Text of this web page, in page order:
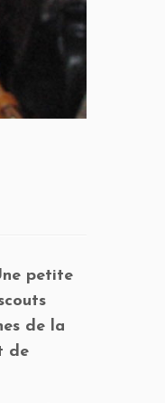
petite
de la
de